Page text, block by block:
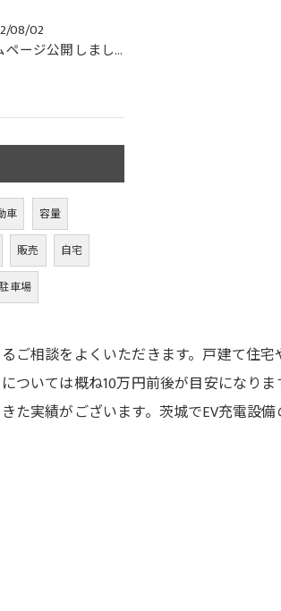
08/02
ホームページ公開しました
車 容量
販売 自宅
車場
ご相談をよくいただきます。戸建て住
ついては概ね10万円前後が目安になり
た実績がございます。茨城でEV充電設